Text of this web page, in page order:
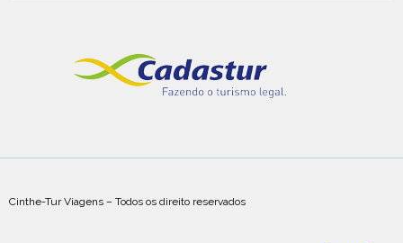
Cinthe-Tur Viagens – Todos os direito reservados